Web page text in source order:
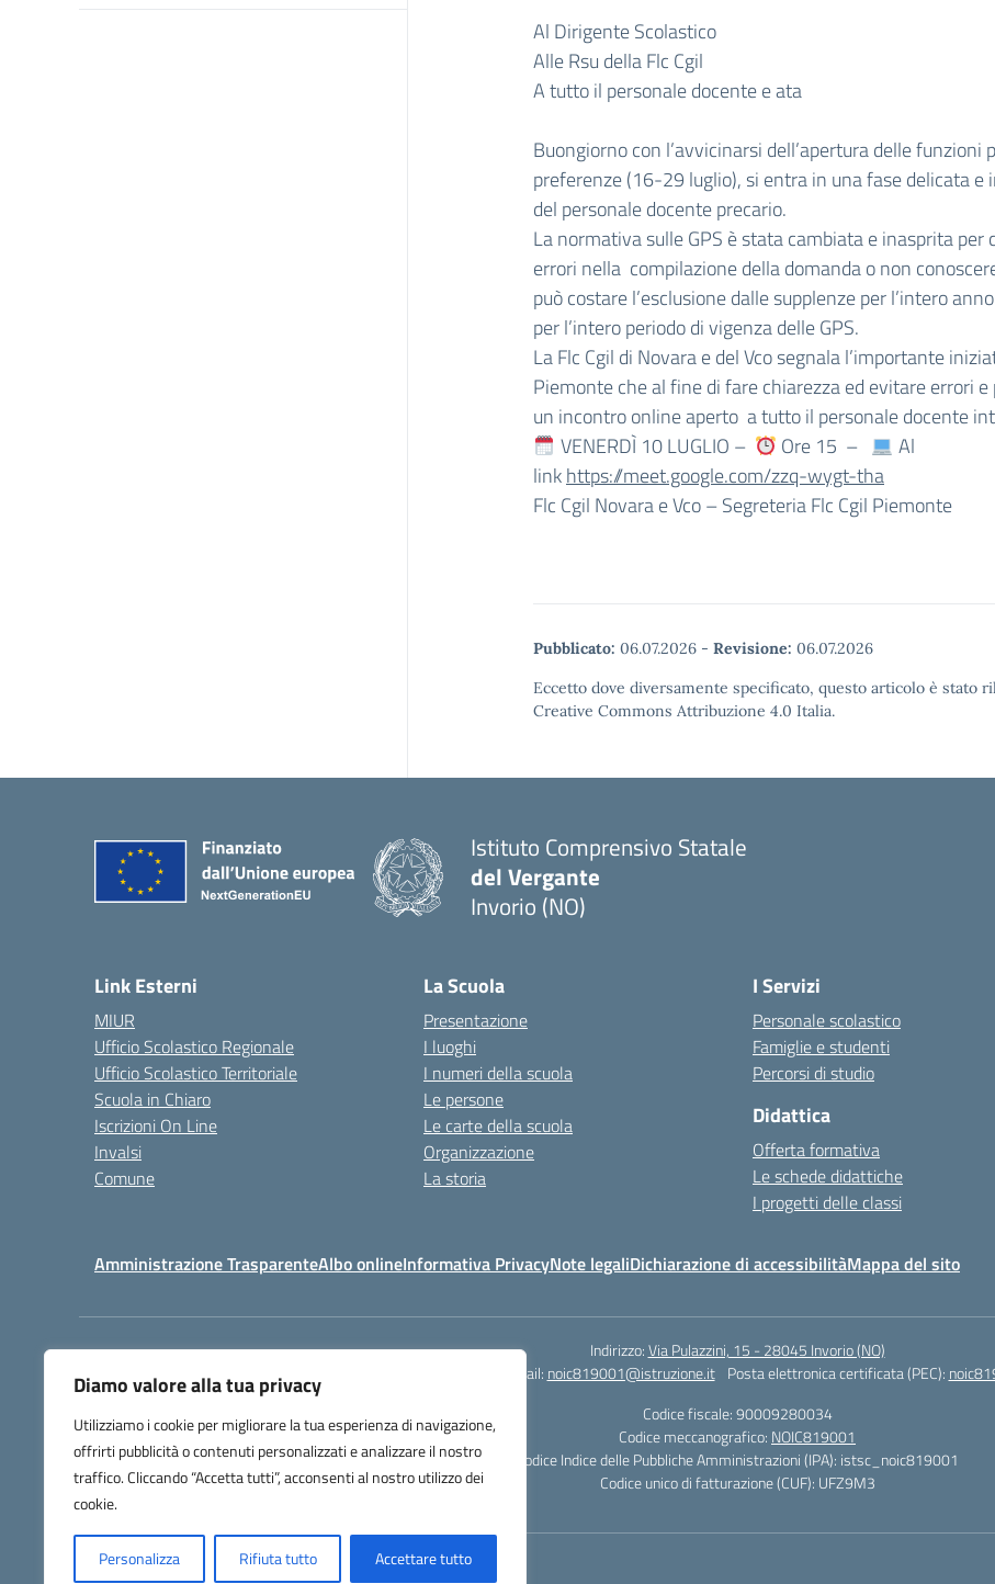
Diamo valore alla tua privacy
Utilizziamo i cookie per migliorare la tua esperienza di navigazione,
offrirti pubblicità o contenuti personalizzati e analizzare il nostro
traffico. Cliccando “Accetta tutti”, acconsenti al nostro utilizzo dei
cookie.
Personalizza Rifiuta tutto Accettare tutto
Al Dirigente Scolastico
Alle Rsu della Flc Cgil
A tutto il personale docente e ata
Buongiorno con l’avvicinarsi dell’apertura delle funzioni
preferenze (16-29 luglio), si entra in una fase delicata e
del personale docente precario.
La normativa sulle GPS è stata cambiata e inasprita per
errori nella compilazione della domanda o non
può costare l’esclusione dalle supplenze per l’intero
per l’intero periodo di vigenza delle GPS.
La Flc Cgil di Novara e del Vco segnala l’importante
Piemonte che al fine di fare chiarezza ed evitare errori
un incontro online aperto a tutto il personale docente
VENERDÌ 10 LUGLIO –
Ore 15 –
Al
linkhttps://meet.google.com/zzq-wygt-tha
Flc Cgil Novara e Vco – Segreteria Flc Cgil Piemonte
Pubblicato: 06.07.2026 - Revisione: 06.07.2026
Eccetto dove diversamente specificato, questo articolo è stato
Creative Commons Attribuzione 4.0 Italia.
Istituto Comprensivo Statale
del Vergante
Invorio (NO)
Link Esterni
MIUR
Ufficio Scolastico Regionale
Ufficio Scolastico Territoriale
Scuola in Chiaro
Iscrizioni On Line
Invalsi
Comune
La Scuola
Presentazione
I luoghi
I numeri della scuola
Le persone
Le carte della scuola
Organizzazione
La storia
I Servizi
Personale scolastico
Famiglie e studenti
Percorsi di studio
Didattica
Offerta formativa
Le schede didattiche
I progetti delle classi
Amministrazione TrasparenteAlbo onlineInformativa PrivacyNote legaliDichiarazione di accessibilitàMappa del sito
Indirizzo:Via Pulazzini, 15 - 28045 Invorio (NO)
Email: noic819001@istruzione.it Posta elettronica certificata (PEC):
Codice fiscale: 90009280034
Codice meccanografico: NOIC819001
Codice Indice delle Pubbliche Amministrazioni (IPA): istsc_noic819001
Codice unico di fatturazione (CUF): UFZ9M3